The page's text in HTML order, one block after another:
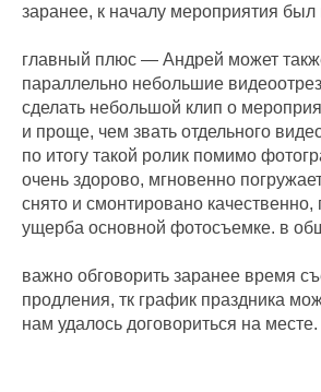
заранее, к началу мероприятия был
главный плюс — Андрей может
параллельно небольшие
сделать небольшой клип о
и проще, чем звать отдельного
по итогу такой ролик помимо
очень здорово, мгновенно
снято и смонтировано качественно,
ущерба основной фотосъемке. в
важно обговорить заранее время
продления, тк график праздника
нам удалось договориться на месте.